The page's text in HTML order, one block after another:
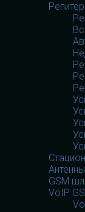
GSM
VoIP